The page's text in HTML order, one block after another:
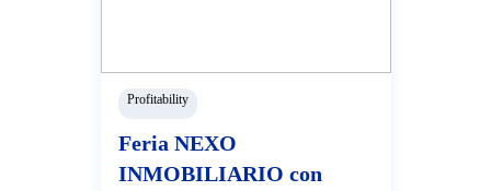
Profitability
Feria NEXO
INMOBILIARIO con